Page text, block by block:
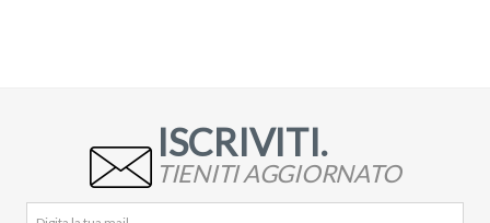
ISCRIVITI.
TIENITI AGGIORNATO